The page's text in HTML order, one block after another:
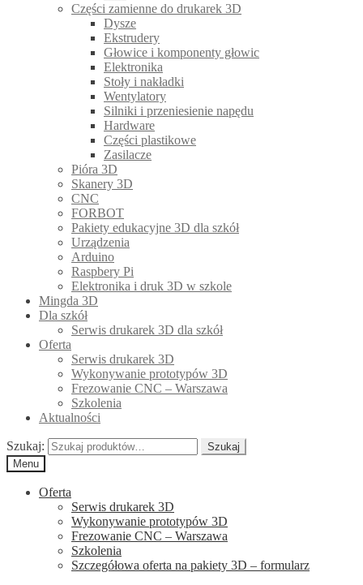
Części zamienne do drukarek 3D
Dysze
Ekstrudery
Głowice i komponenty głowic
Elektronika
Stoły i nakładki
Wentylatory
Silniki i przeniesienie napędu
Hardware
Części plastikowe
Zasilacze
Pióra 3D
Skanery 3D
CNC
FORBOT
Pakiety edukacyjne 3D dla szkół
Urządzenia
Arduino
Raspbery Pi
Elektronika i druk 3D w szkole
Mingda 3D
Dla szkół
Serwis drukarek 3D dla szkół
Oferta
Serwis drukarek 3D
Wykonywanie prototypów 3D
Frezowanie CNC – Warszawa
Szkolenia
Aktualności
Szukaj:
Szukaj
Menu
Oferta
Serwis drukarek 3D
Wykonywanie prototypów 3D
Frezowanie CNC – Warszawa
Szkolenia
Szczegółowa oferta na pakiety 3D – formularz